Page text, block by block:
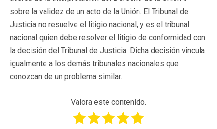
sobre la validez de un acto de la Unión. El Tribunal de
Justicia no resuelve el litigio nacional, y es el tribunal
nacional quien debe resolver el litigio de conformidad con
la decisión del Tribunal de Justicia. Dicha decisión vincula
igualmente a los demás tribunales nacionales que
conozcan de un problema similar.
Valora este contenido.